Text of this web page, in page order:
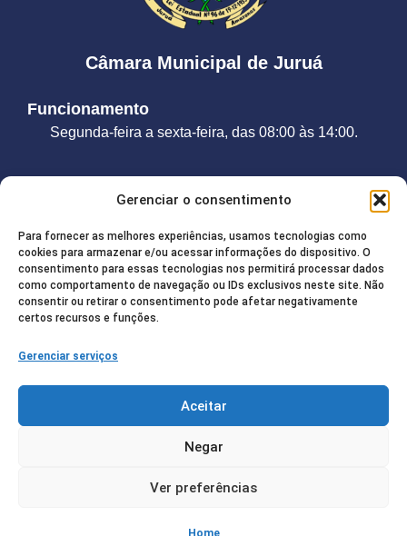
Gerenciar o consentimento
Para fornecer as melhores experiências, usamos tecnologias como
cookies para armazenar e/ou acessar informações do dispositivo. O
consentimento para essas tecnologias nos permitirá processar dados
como comportamento de navegação ou IDs exclusivos neste site. Não
consentir ou retirar o consentimento pode afetar negativamente
certos recursos e funções.
Gerenciar serviços
Aceitar
Negar
Ver preferências
Home
Câmara Municipal de Juruá
Funcionamento
Segunda-feira a sexta-feira, das 08:00 às 14:00.
E-mail:camarajurua@gmail.com
Endereço:Rua Francisco de Paula, 85. Centro / CEP:
69.520-000
Redes Sociais
reservados – Câmara Municipal de Juruá |
Política de Privacidade